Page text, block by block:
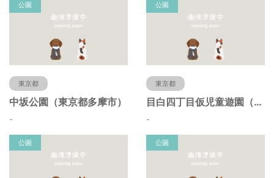
公園
東京都
中坂公園（東京都多摩市）
-
公園
東京都
目白四丁目仮児童遊園（東京都豊島区）
-
公園 公園